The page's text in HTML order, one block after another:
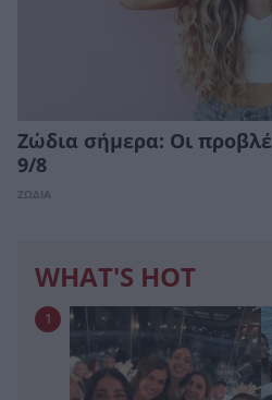
Ζώδια σήμερα: Οι
9/8
ΖΩΔΙΑ
WHAT'S HOT
1